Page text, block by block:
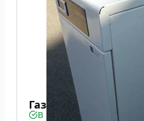
Газовый котел
В наличии